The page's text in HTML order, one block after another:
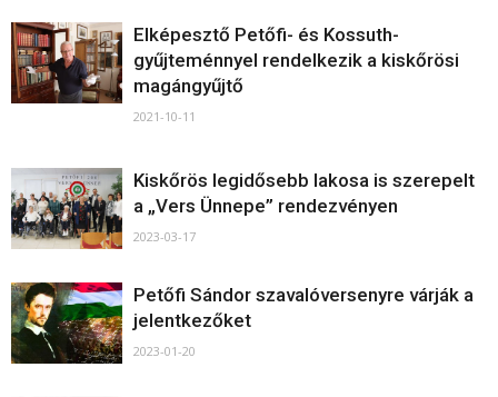
Elképesztő Petőfi- és Kossuth-
gyűjteménnyel rendelkezik a kiskőrösi
magángyűjtő
2021-10-11
Kiskőrös legidősebb lakosa is szerepelt
a „Vers Ünnepe” rendezvényen
2023-03-17
Petőfi Sándor szavalóversenyre várják a
jelentkezőket
2023-01-20